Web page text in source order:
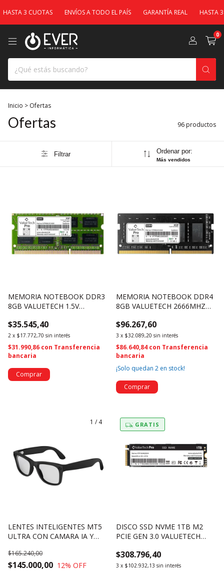
ENVÍOS A TODO EL PAÍS GARANTÍA REAL HASTA 3 CUOTAS
0
Inicio > Ofertas
Ofertas 96 productos
Filtrar Ordenar por:
Más vendidos
MEMORIA NOTEBOOK DDR3
8GB VALUETECH 1.5V
VTP08G3S1600 (4346)
$35.545,40
2 x $17.772,70 sin interés
$31.990,86 con Transferencia
bancaria
MEMORIA NOTEBOOK DDR4
8GB VALUETECH 2666MHZ
$96.267,60
3 x $32.089,20 sin interés
$86.640,84 con Transferencia
bancaria
¡Solo quedan 2 en stock!
1 / 4
LENTES INTELIGENTES MT5
ULTRA CON CAMARA IA Y
$145.000,00
$165.240,00
12% OFF
GRATIS
DISCO SSD NVME 1TB M2
PCIE GEN 3.0 VALUETECH
$308.796,40
3 x $102.932,13 sin interés